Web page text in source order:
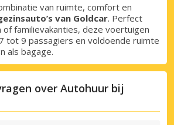
van ruimte, comfort en
van Goldcar. Perfect
familievakanties, deze voertuigen
tot 9 passagiers en voldoende ruimte
als bagage.
over Autohuur bij